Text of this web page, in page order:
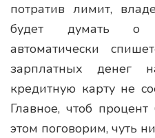
потратив лимит,
будет думать о
автоматически
зарплатных денег
кредитную карту не
Главное, чтоб
этом поговорим, чуть